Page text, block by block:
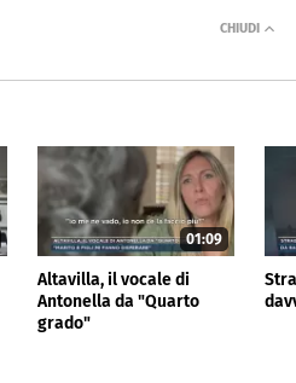
01:09
Altavilla, il vocale di
Antonella da "Quarto
grado"